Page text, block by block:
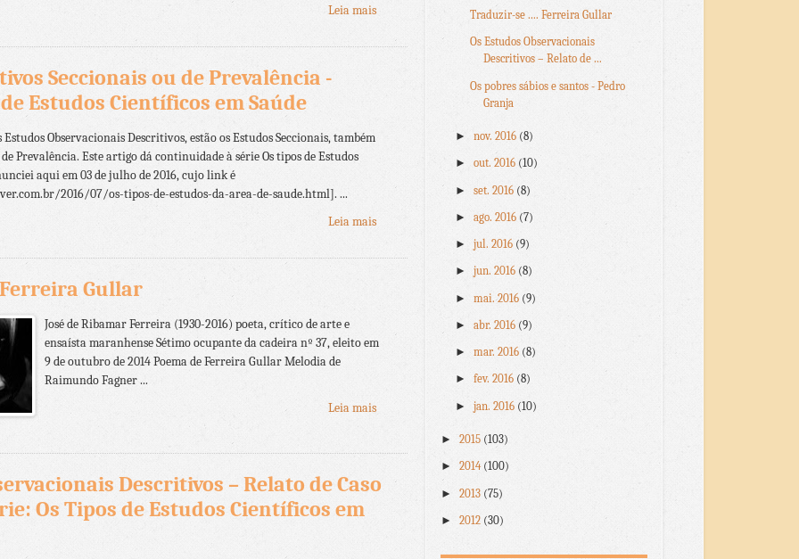
Leia mais
Seccionais ou de Prevalência -
Estudos Científicos em Saúde
Observacionais Descritivos, estão os Estudos Seccionais, também
Prevalência. Este artigo dá continuidade à série Os tipos de Estudos
aqui em 03 de julho de 2016, cujo link é
2016/07/os-tipos-de-estudos-da-area-de-saude.html]. ...
Leia mais
Gullar
José de Ribamar Ferreira (1930-2016) poeta, crítico de arte e
ensaísta maranhense Sétimo ocupante da cadeira nº 37, eleito em
9 de outubro de 2014 Poema de Ferreira Gullar Melodia de
Raimundo Fagner ...
Leia mais
Descritivos – Relato de Caso
Os Tipos de Estudos Científicos em
Traduzir-se .... Ferreira Gullar
Os Estudos Observacionais
Descritivos – Relato de ...
Os pobres sábios e santos - Pedro
Granja
► nov. 2016 (8)
► out. 2016 (10)
► set. 2016 (8)
► ago. 2016 (7)
► jul. 2016 (9)
► jun. 2016 (8)
► mai. 2016 (9)
► abr. 2016 (9)
► mar. 2016 (8)
► fev. 2016 (8)
► jan. 2016 (10)
►2015 (103)
►2014 (100)
►2013 (75)
►2012 (30)